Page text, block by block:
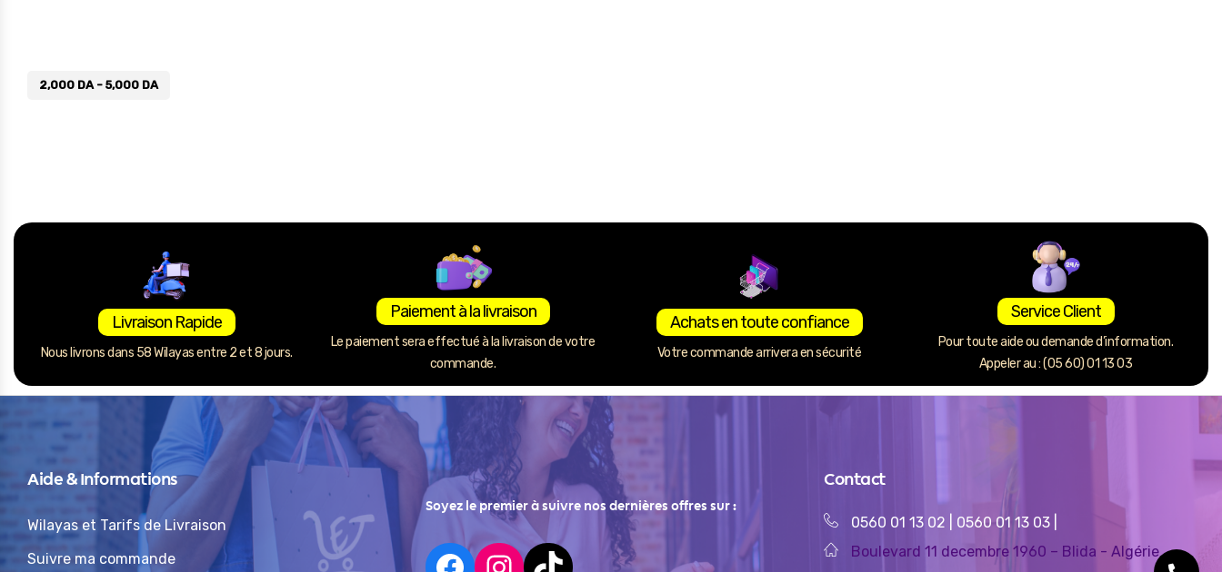
2,000 DA- 5,000 DA
Livraison Rapide
Nous livrons dans 58 Wilayas entre 2 et 8 jours.
Paiement à la livraison
Le paiement sera effectué à la livraison de votre
commande.
Achats en toute confiance
Votre commande arrivera en sécurité
Service Client
Pour toute aide ou demande d’information.
Appeler au : (05 60) 01 13 03
Aide & Informations
Wilayas et Tarifs de Livraison
Suivre ma commande
Soyez le premier à suivre nos dernières offres sur :
Contact
0560 01 13 02 0560 01 13 03
Boulevard 11 decembre 1960 – Blida - Algérie